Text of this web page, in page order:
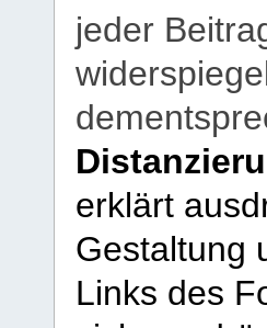
jeder
erklärt
Gestaltung
Links des